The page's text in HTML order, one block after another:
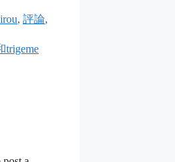
, 評論,
trigeme